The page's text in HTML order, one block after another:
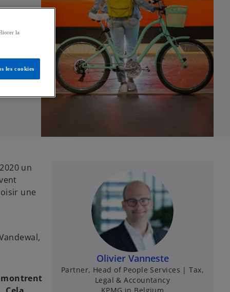
un
une
montrent
Olivier Vanneste
Partner, Head of People Services | Tax,
Legal & Accountancy
la
les cookies